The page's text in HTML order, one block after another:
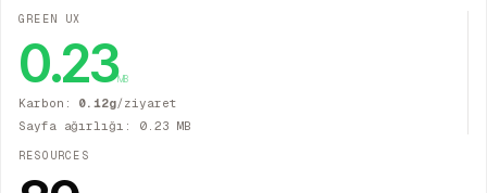
GREEN UX
0.23MB
Karbon: 0.12g/ziyaret
Sayfa ağırlığı: 0.23 MB
RESOURCES